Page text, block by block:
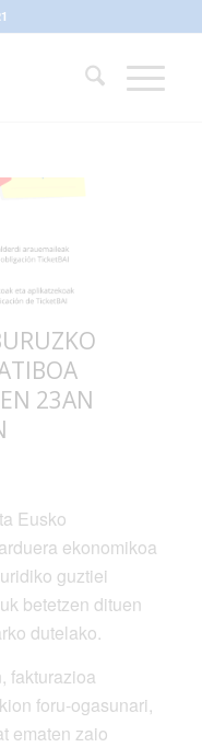
23AN
Eusko
ekonomikoa
guztiei
betetzen dituen
dutelako.
fakturazioa
foru-ogasunari,
ematen zaio